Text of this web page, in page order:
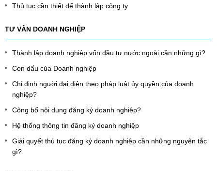
Thủ tục cần thiết để thành lập công ty
TƯ VẤN DOANH NGHIỆP
Thành lập doanh nghiệp vốn đầu tư nước ngoài cần những gì?
Con dấu của Doanh nghiệp
Chỉ định người đại diện theo pháp luật ủy quyền của doanh
nghiệp?
Công bố nội dung đăng ký doanh nghiệp?
Hệ thống thông tin đăng ký doanh nghiệp
Giải quyết thủ tục đăng ký doanh nghiệp cần những nguyên tắc
gì?